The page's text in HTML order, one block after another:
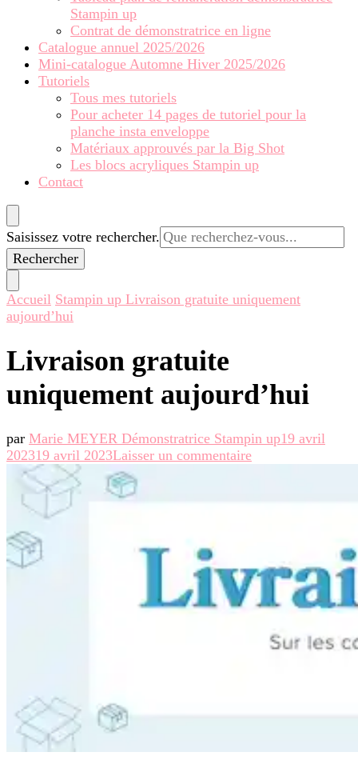
Stampin up
Contrat de démonstratrice en ligne
Catalogue annuel 2025/2026
Mini-catalogue Automne Hiver 2025/2026
Tutoriels
Tous mes tutoriels
Pour acheter 14 pages de tutoriel pour la
planche insta enveloppe
Matériaux approuvés par la Big Shot
Les blocs acryliques Stampin up
Contact
Vous
recherchiez
quelque
Saisissez votre rechercher.
Accueil Stampin up Livraison gratuite uniquement
aujourd’hui
Livraison gratuite
uniquement aujourd’hui
par Marie MEYER Démonstratrice Stampin up19 avril
202319 avril 2023Laisser un commentairesur